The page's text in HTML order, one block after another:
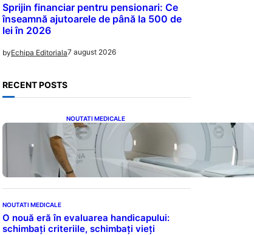
Sprijin financiar pentru pensionari: Ce
înseamnă ajutoarele de până la 500 de
lei în 2026
byEchipa Editoriala7 august 2026
RECENT POSTS
NOUTATI MEDICALE
Impactul Substanțelor de
Contrast în RMN: Îngrijorări
Legate de Gadoliniu și
Acidul Oxalic
NOUTATI MEDICALE
O nouă eră în evaluarea handicapului:
schimbați criteriile, schimbați vieți